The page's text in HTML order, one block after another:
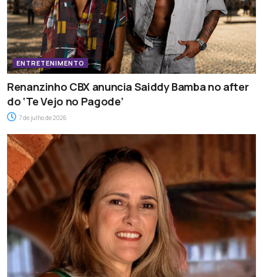
ENTRETENIMENTO
Renanzinho CBX anuncia Saiddy Bamba no after
do ‘Te Vejo no Pagode’
7 de julho de 2026